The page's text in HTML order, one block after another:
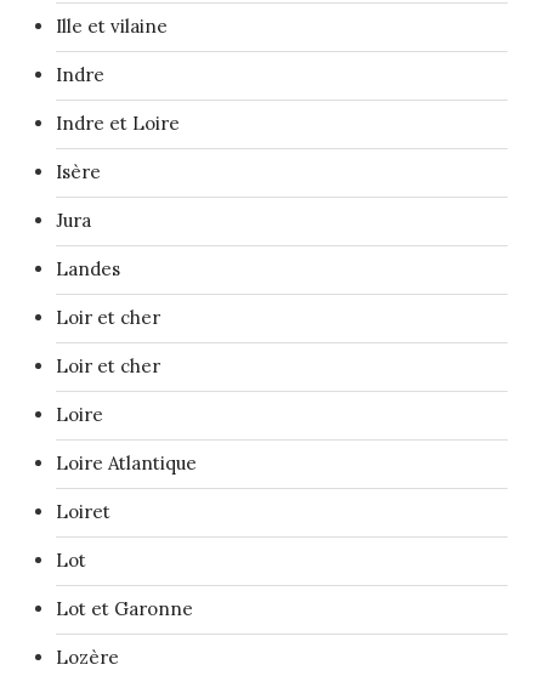
Ille et vilaine
Indre
Indre et Loire
Isère
Jura
Landes
Loir et cher
Loir et cher
Loire
Loire Atlantique
Loiret
Lot
Lot et Garonne
Lozère